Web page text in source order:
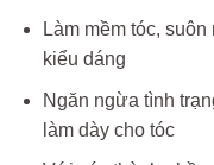
Làm mềm tóc,
kiểu dáng
Ngăn ngừa tình
làm dày cho tóc